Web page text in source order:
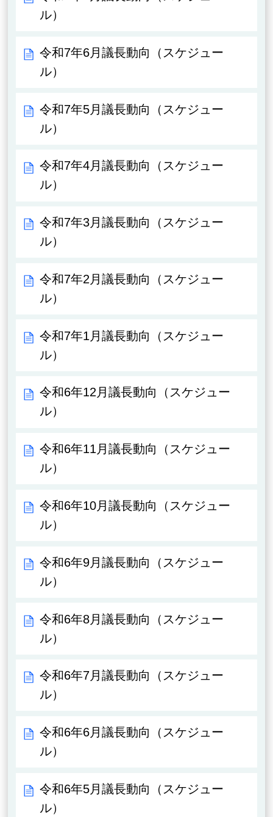
ル）
令和7年6月議長動向（スケジュー
ル）
令和7年5月議長動向（スケジュー
ル）
令和7年4月議長動向（スケジュー
ル）
令和7年3月議長動向（スケジュー
ル）
令和7年2月議長動向（スケジュー
ル）
令和7年1月議長動向（スケジュー
ル）
令和6年12月議長動向（スケジュー
ル）
令和6年11月議長動向（スケジュー
ル）
令和6年10月議長動向（スケジュー
ル）
令和6年9月議長動向（スケジュー
ル）
令和6年8月議長動向（スケジュー
ル）
令和6年7月議長動向（スケジュー
ル）
令和6年6月議長動向（スケジュー
ル）
令和6年5月議長動向（スケジュー
ル）